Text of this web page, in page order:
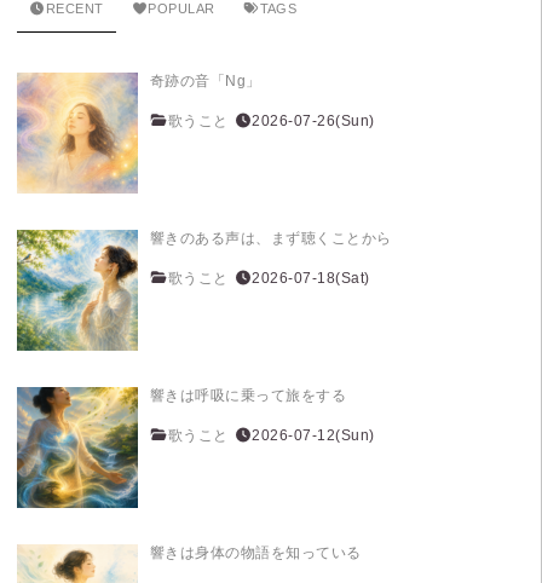
RECENT POPULAR TAGS
奇跡の音「Ng」
歌うこと 2026-07-26(Sun)
響きのある声は、まず聴くことから
歌うこと 2026-07-18(Sat)
響きは呼吸に乗って旅をする
歌うこと 2026-07-12(Sun)
響きは身体の物語を知っている